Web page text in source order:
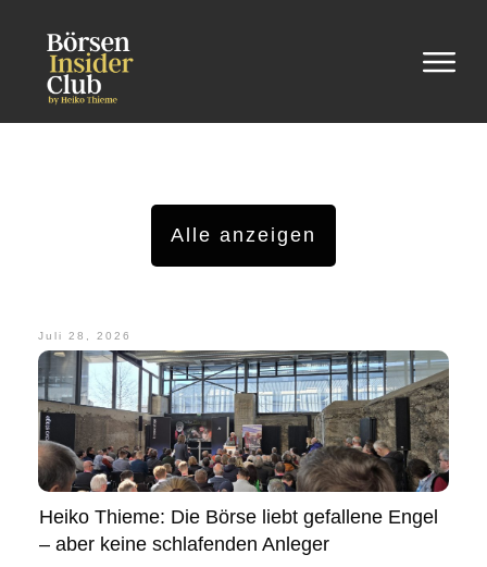
Alle anzeigen
Juli 28, 2026
Heiko Thieme: Die Börse liebt gefallene Engel
– aber keine schlafenden Anleger